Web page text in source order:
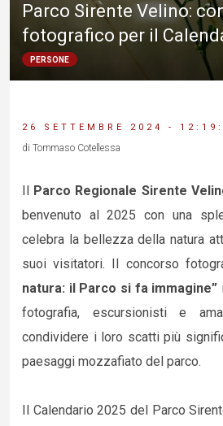
Parco Sirente Velino:
fotografico per il
PERSONE
26 SETTEMBRE 2024 -
di Tommaso Cotellessa
Il Parco Regionale Sirente
benvenuto al 2025 con una
celebra la bellezza della natura
suoi visitatori. Il concorso
natura: il Parco si fa immagine”
fotografia, escursionisti e
condividere i loro scatti più
paesaggi mozzafiato del parco.
Il Calendario 2025 del Parco